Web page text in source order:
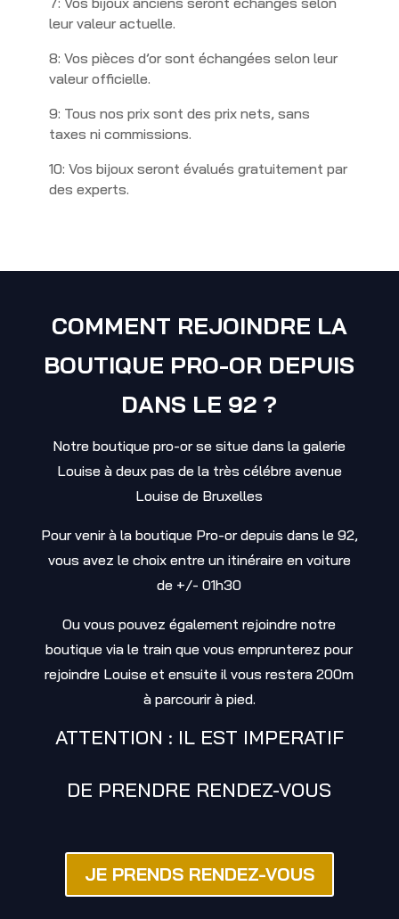
leur valeur actuelle.
8: Vos pièces d’or sont échangées selon leur
valeur officielle.
9: Tous nos prix sont des prix nets, sans
taxes ni commissions.
10: Vos bijoux seront évalués gratuitement par
des experts.
COMMENT REJOINDRE LA
BOUTIQUE PRO-OR DEPUIS
DANS LE 92 ?
Notre boutique pro-or se situe dans la galerie
Louise à deux pas de la très célébre avenue
Louise de Bruxelles
Pour venir à la boutique Pro-or depuis dans le 92,
vous avez le choix entre un itinéraire en voiture
de +/- 01h30
Ou vous pouvez également rejoindre notre
boutique via le train que vous emprunterez pour
rejoindre Louise et ensuite il vous restera 200m
à parcourir à pied.
ATTENTION : IL EST IMPERATIF
DE PRENDRE RENDEZ-VOUS
JE PRENDS RENDEZ-VOUS